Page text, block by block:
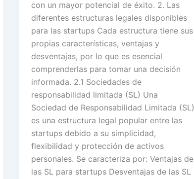
con un mayor potencial de éxito. 2. Las
diferentes estructuras legales disponibles
para las startups Cada estructura tiene sus
propias características, ventajas y
desventajas, por lo que es esencial
comprenderlas para tomar una decisión
informada. 2.1 Sociedades de
responsabilidad limitada (SL) Una
Sociedad de Responsabilidad Limitada (SL)
es una estructura legal popular entre las
startups debido a su simplicidad,
flexibilidad y protección de activos
personales. Se caracteriza por: Ventajas de
las SL para startups Desventajas de las SL